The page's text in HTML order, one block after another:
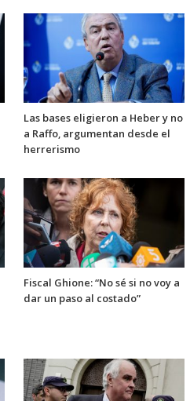
Las bases eligieron a Heber y no
a Raffo, argumentan desde el
herrerismo
Fiscal Ghione: “No sé si no voy a
dar un paso al costado”